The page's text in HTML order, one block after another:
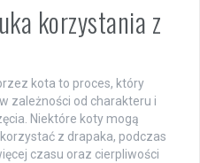
korzystania z
kota to proces, który
zależności od charakteru i
Niektóre koty mogą
z drapaka, podczas
czasu oraz cierpliwości